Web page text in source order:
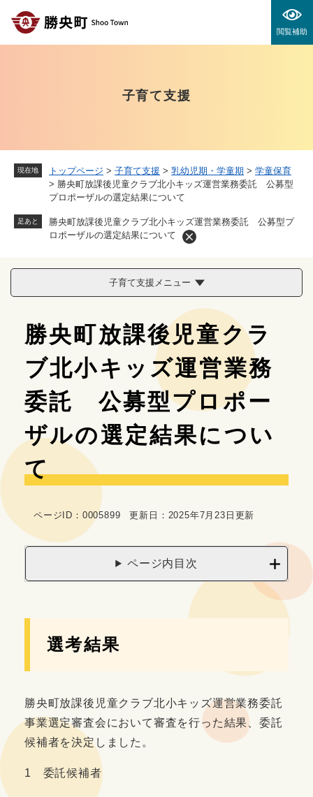
閲覧補助
子育て支援
現在地 トップページ > 子育て支援 > 乳幼児期・学童期 > 学童保育
> 勝央町放課後児童クラブ北小キッズ運営業務委託 公募型
プロポーザルの選定結果について
足あと
勝央町放課後児童クラブ北小キッズ運営業務委託 公募型プ
ロポーザルの選定結果について
子育て支援メニュー
本
文
勝央町放課後児童クラ
ブ北小キッズ運営業務
委託 公募型プロポー
ザルの選定結果につい
て
ページID：0005899 更新日：2025年7月23日更新
ページ内目次
選考結果
勝央町放課後児童クラブ北小キッズ運営業務委託
事業選定審査会において審査を行った結果、委託
候補者を決定しました。
1 委託候補者